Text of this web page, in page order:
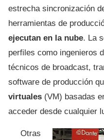
estrecha sincronización
herramientas de
ejecutan en la nube. La
perfiles como ingenieros
técnicos de broadcast,
software de producción
virtuales (VM) basadas
acceder desde cualquier
Otras